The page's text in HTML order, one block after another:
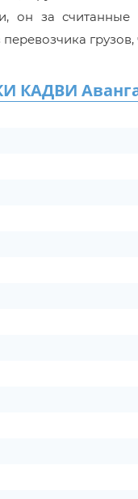
он за
КАДВИ